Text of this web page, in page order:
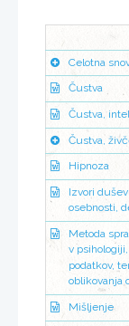
Celotna
Čustva
Čustva,
Čustva,
Hipnoza
Izvori
osebnosti,
Metoda
v
podatkov,
oblikovanja
Mišljenje